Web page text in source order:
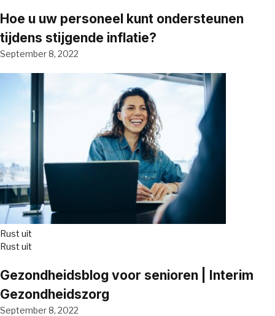
Hoe u uw personeel kunt ondersteunen
tijdens stijgende inflatie?
September 8, 2022
Rust uit
Rust uit
Gezondheidsblog voor senioren | Interim
Gezondheidszorg
September 8, 2022